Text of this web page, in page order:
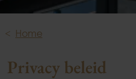
Home
Privacy beleid